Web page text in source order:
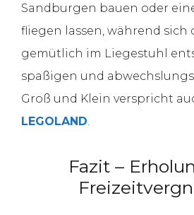
Sandburgen bauen oder
fliegen lassen, während sich
gemütlich im Liegestuhl
spaßigen und
Groß und Klein verspricht
LEGOLAND
Fazit –